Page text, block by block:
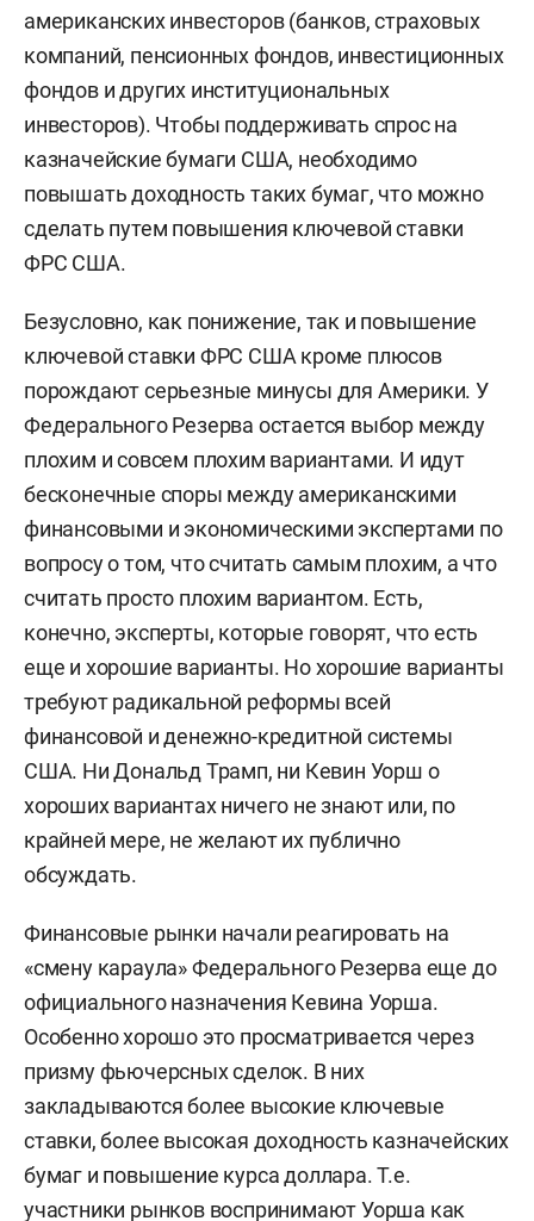
американских инвесторов (банков, страховых
компаний, пенсионных фондов, инвестиционных
фондов и других институциональных
инвесторов). Чтобы поддерживать спрос на
казначейские бумаги США, необходимо
повышать доходность таких бумаг, что можно
сделать путем повышения ключевой ставки
ФРС США.
Безусловно, как понижение, так и повышение
ключевой ставки ФРС США кроме плюсов
порождают серьезные минусы для Америки. У
Федерального Резерва остается выбор между
плохим и совсем плохим вариантами. И идут
бесконечные споры между американскими
финансовыми и экономическими экспертами по
вопросу о том, что считать самым плохим, а что
считать просто плохим вариантом. Есть,
конечно, эксперты, которые говорят, что есть
еще и хорошие варианты. Но хорошие варианты
требуют радикальной реформы всей
финансовой и денежно-кредитной системы
США. Ни Дональд Трамп, ни Кевин Уорш о
хороших вариантах ничего не знают или, по
крайней мере, не желают их публично
обсуждать.
Финансовые рынки начали реагировать на
«смену караула» Федерального Резерва еще до
официального назначения Кевина Уорша.
Особенно хорошо это просматривается через
призму фьючерсных сделок. В них
закладываются более высокие ключевые
ставки, более высокая доходность казначейских
бумаг и повышение курса доллара. Т.е.
участники рынков воспринимают Уорша как